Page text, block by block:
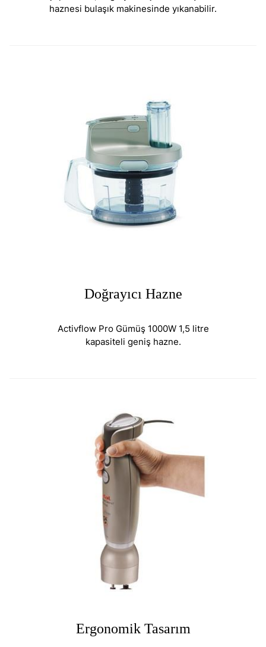
haznesi bulaşık makinesinde yıkanabilir.
Doğrayıcı Hazne
Activflow Pro Gümüş 1000W 1,5 litre
kapasiteli geniş hazne.
Ergonomik Tasarım